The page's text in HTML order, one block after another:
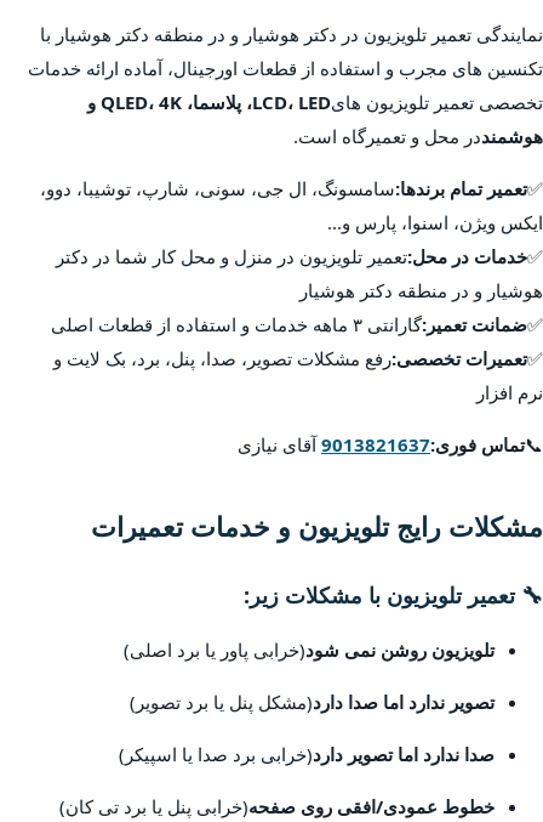
نمایندگی تعمیر تلویزیون در دکتر هوشیار و در منطقه دکتر هوشیار با
تکنسین های مجرب و استفاده از قطعات اورجینال، آماده ارائه خدمات
تخصصی تعمیر تلویزیون های
LCD، LED، پلاسما، QLED، 4K و
هوشمنددر محل و تعمیرگاه است.
✅تعمیر تمام برندها:سامسونگ، ال جی، سونی، شارپ، توشیبا، دوو،
ایکس ویژن، اسنوا، پارس و...
✅خدمات در محل:تعمیر تلویزیون در منزل و محل کار شما در دکتر
هوشیار و در منطقه دکتر هوشیار
✅ضمانت تعمیر:گارانتی ۳ ماهه خدمات و استفاده از قطعات اصلی
✅تعمیرات تخصصی:رفع مشکلات تصویر، صدا، پنل، برد، بک لایت و
نرم افزار
📞تماس فوری:9013821637آقای نیازی
مشکلات رایج تلویزیون و خدمات تعمیرات
🔧 تعمیر تلویزیون با مشکلات زیر:
تلویزیون روشن نمی شود(خرابی پاور یا برد اصلی)
تصویر ندارد اما صدا دارد(مشکل پنل یا برد تصویر)
صدا ندارد اما تصویر دارد(خرابی برد صدا یا اسپیکر)
خطوط عمودی/افقی روی صفحه(خرابی پنل یا برد تی کان)